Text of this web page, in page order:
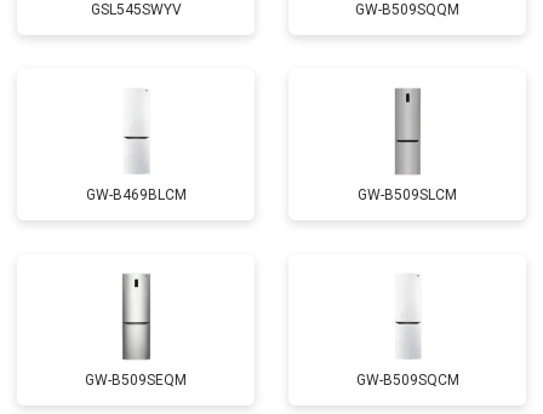
GSL545SWYV GW-B509SQQM
GW-B469BLCM GW-B509SLCM
GW-B509SEQM GW-B509SQCM